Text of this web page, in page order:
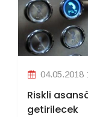
04.05.2018
Riskli
getirilecek